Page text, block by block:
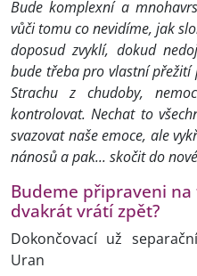
Bude komplexní a
vůči tomu co nevidíme, jak
doposud zvyklí, dokud
bude třeba pro vlastní přežití
Strachu z chudoby,
kontrolovat. Nechat to
svazovat naše emoce, ale
nánosů a pak... skočit do
Budeme připraveni na
dvakrát vrátí zpět?
Dokončovací už
Uran